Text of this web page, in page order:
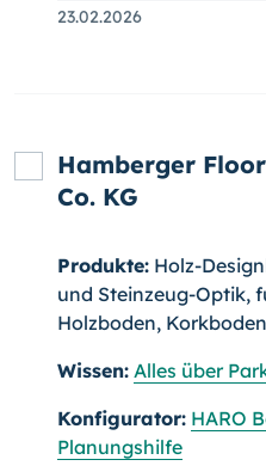
23.02.2026
Hamberger
Co. KG
Produkte: Holz-
und Steinzeug-Optik,
Holzboden,
Wissen: Alles über
Konfigurator: HARO
Planungshilfe